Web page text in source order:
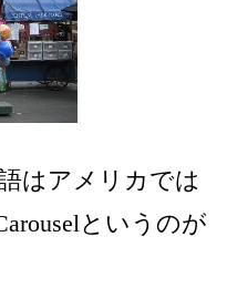
はアメリカでは
というのが